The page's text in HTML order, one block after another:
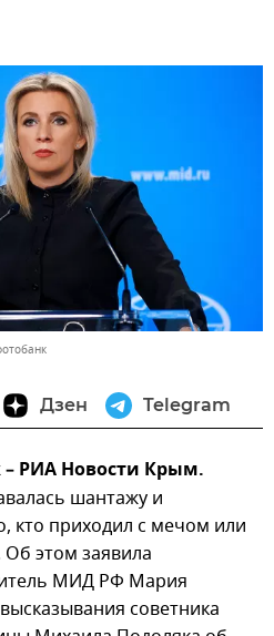
Дзен Telegram
РИА Новости Крым.
шантажу и
кто приходил с мечом или
Об этом заявила
МИД РФ Мария
советника